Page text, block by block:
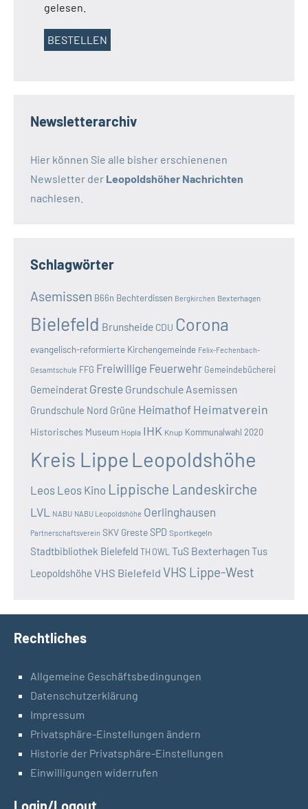
gelesen.
Newsletterarchiv
Hier können Sie alle bisher erschienenen
Newsletter der Leopoldshöher Nachrichten
nachlesen.
Schlagwörter
Asemissen B66n Bechterdissen Bergkirchen Bexterhagen
Bielefeld Brunsheide CDU Corona
evangelisch-reformierte Kirchengemeinde Felix-Fechenbach-
Gesamtschule FFG Freiwillige Feuerwehr Gemeindebücherei
Gemeinderat Greste Grundschule Asemissen
Grundschule Nord Grüne Heimathof Heimatverein
Historisches Museum Hopla IHK Knup Kommunalwahl 2020
Kreis Lippe Leopoldshöhe
Leos Leos Kino Lippische Landeskirche
LVL NABU NABU Leopoldshöhe Oerlinghausen
Partnerschaftsverein SKV GresteSPD Sportkegeln
Stadtbibliothek Bielefeld TH OWL TuS BexterhagenTus
Leopoldshöhe VHS Bielefeld VHS Lippe-West
Rechtliches
Allgemeine Geschäftsbedingungen
Datenschutzerklärung
Impressum
Privatsphäre-Einstellungen ändern
Historie der Privatsphäre-Einstellungen
Einwilligungen widerrufen